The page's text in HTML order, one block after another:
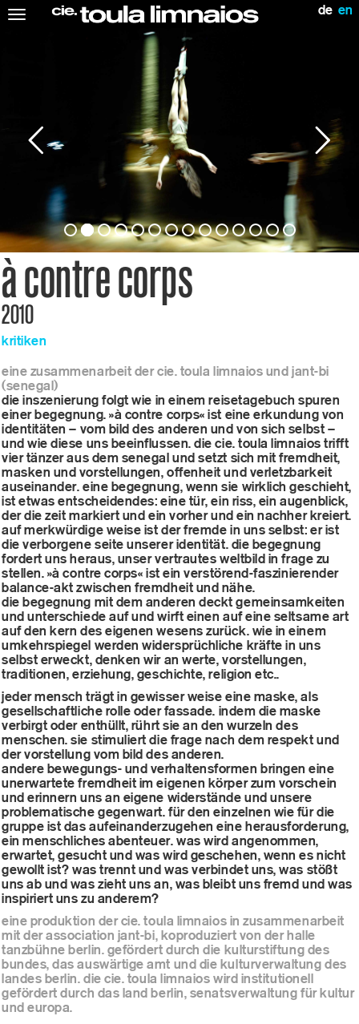
de en
Toggle
à contre corps
2010
kritiken
eine zusammenarbeit dercie. toula limnaios und jant-bi
(senegal)
die inszenierung folgt wie in einem reisetagebuch spuren
einer begegnung. »à contre corps« ist eine erkundung von
identitäten – vom bild des anderen und von sich selbst –
und wie diese uns beeinflussen. die cie. toula limnaios trifft
vier tänzer aus dem senegal und setzt sich mit fremdheit,
masken und vorstellungen, offenheit und verletzbarkeit
auseinander. eine begegnung, wenn sie wirklich geschieht,
ist etwas entscheidendes: eine tür, ein riss, ein augenblick,
der die zeit markiert und ein vorher und ein nachher kreiert.
auf merkwürdige weise ist der fremde in uns selbst: er ist
die verborgene seite unserer identität. die begegnung
fordert uns heraus, unser vertrautes weltbild in frage zu
stellen. »à contre corps« ist ein verstörend-faszinierender
balance-akt zwischen fremdheit und nähe.
die begegnung mit dem anderen deckt gemeinsamkeiten
und unterschiede auf und wirft einen auf eine seltsame art
auf den kern des eigenen wesens zurück. wie in einem
umkehrspiegel werden widersprüchliche kräfte in uns
selbst erweckt, denken wir an werte, vorstellungen,
traditionen, erziehung, geschichte, religion etc..
jeder mensch trägt in gewisser weise eine maske, als
gesellschaftliche rolle oder fassade. indem die maske
verbirgt oder enthüllt, rührt sie an den wurzeln des
menschen. sie stimuliert die frage nach dem respekt und
der vorstellung vom bild des anderen.
andere bewegungs- und verhaltensformen bringen eine
unerwartete fremdheit im eigenen körper zum vorschein
und erinnern uns an eigene widerstände und unsere
problematische gegenwart. für den einzelnen wie für die
gruppe ist das aufeinanderzugehen eine herausforderung,
ein menschliches abenteuer. was wird angenommen,
erwartet, gesucht und was wird geschehen, wenn es nicht
gewollt ist? was trennt und was verbindet uns, was stößt
uns ab und was zieht uns an, was bleibt uns fremd und was
inspiriert uns zu anderem?
eine produktion der cie. toula limnaios in zusammenarbeit
mit der association jant-bi, koproduziert von der halle
tanzbühne berlin. gefördert durch die kulturstiftung des
bundes, das auswärtige amt und die kulturverwaltung des
landes berlin. die cie. toula limnaios wird institutionell
gefördert durch das land berlin, senatsverwaltung für kultur
und europa.